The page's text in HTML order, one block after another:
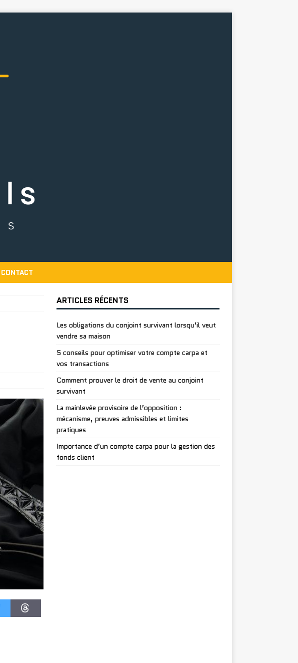
CONTACT
ARTICLES RÉCENTS
Les obligations du conjoint survivant lorsqu’il veut
vendre sa maison
5 conseils pour optimiser votre compte carpa et
vos transactions
Comment prouver le droit de vente au conjoint
survivant
La mainlevée provisoire de l’opposition :
mécanisme, preuves admissibles et limites
pratiques
Importance d’un compte carpa pour la gestion des
fonds client